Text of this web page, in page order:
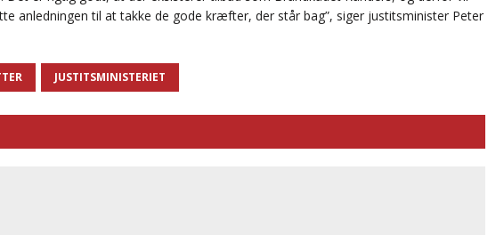
anledningen til at takke de gode kræfter, der står bag”, siger justitsminister Peter
JUSTITSMINISTERIET